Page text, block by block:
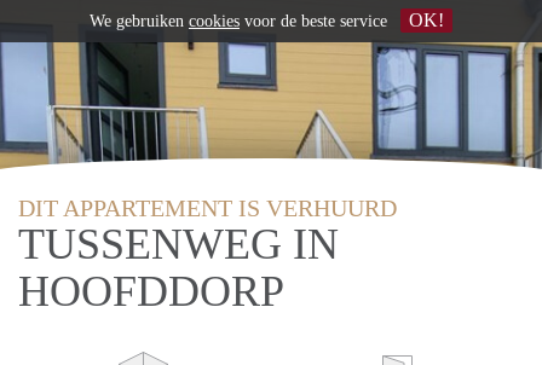
DIT APPARTEMENT IS VERHUURD
TUSSENWEG IN
HOOFDDORP
We gebruiken cookies voor de beste service OK!